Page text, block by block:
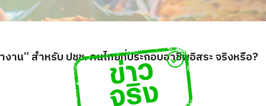
น” สำหรับ ปชช. คนไทยที่ประกอบอาชีพอิสระ จริงหรือ?